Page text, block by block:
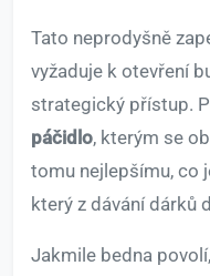
Tato neprodyšně
vyžaduje k otevření
strategický přístup.
páčidlo, kterým se
tomu nejlepšímu, co
který z dávání dárků
Jakmile bedna